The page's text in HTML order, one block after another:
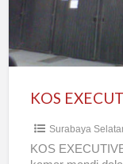
Surabaya
KOS